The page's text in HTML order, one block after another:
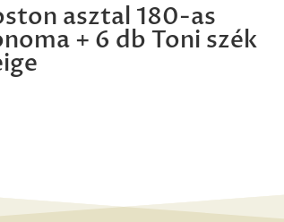
asztal 180-as
+ 6 db Toni szék